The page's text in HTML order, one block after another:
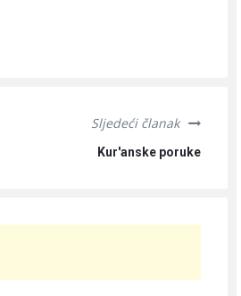
Sljedeći članak
Kur'anske poruke